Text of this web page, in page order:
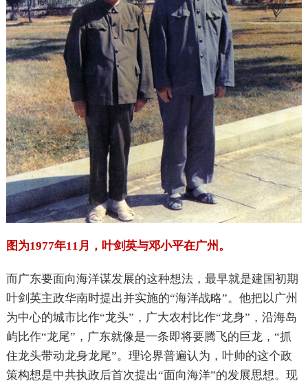
图为1977年11月，叶剑英与邓小平在广州。
而广东要面向海洋谋发展的这种想法，最早就是建国初期
叶剑英主政华南时提出并实施的“海洋战略”。他把以广州
为中心的城市比作“龙头”，广大农村比作“龙身”，沿海岛
屿比作“龙尾”，广东就像是一条即将要腾飞的巨龙，“抓
住龙头带动龙身龙尾”。理论界普遍认为，叶帅的这个政
策构想是中共执政后首次提出“面向海洋”的发展思想。现